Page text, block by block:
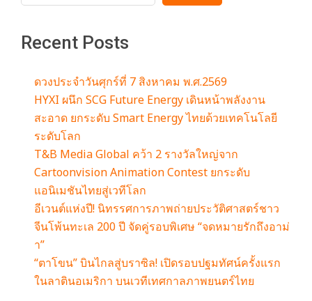
Recent Posts
ดวงประจำวันศุกร์ที่ 7 สิงหาคม พ.ศ.2569
HYXI ผนึก SCG Future Energy เดินหน้าพลังงาน
สะอาด ยกระดับ Smart Energy ไทยด้วยเทคโนโลยี
ระดับโลก
T&B Media Global คว้า 2 รางวัลใหญ่จาก
Cartoonvision Animation Contest ยกระดับ
แอนิเมชันไทยสู่เวทีโลก
อีเวนต์แห่งปี! นิทรรศการภาพถ่ายประวัติศาสตร์ชาว
จีนโพ้นทะเล 200 ปี จัดคู่รอบพิเศษ “จดหมายรักถึงอาม่
า”
“ตาโขน” บินไกลสู่บราซิล! เปิดรอบปฐมทัศน์ครั้งแรก
ในลาตินอเมริกา บนเวทีเทศกาลภาพยนตร์ไทย